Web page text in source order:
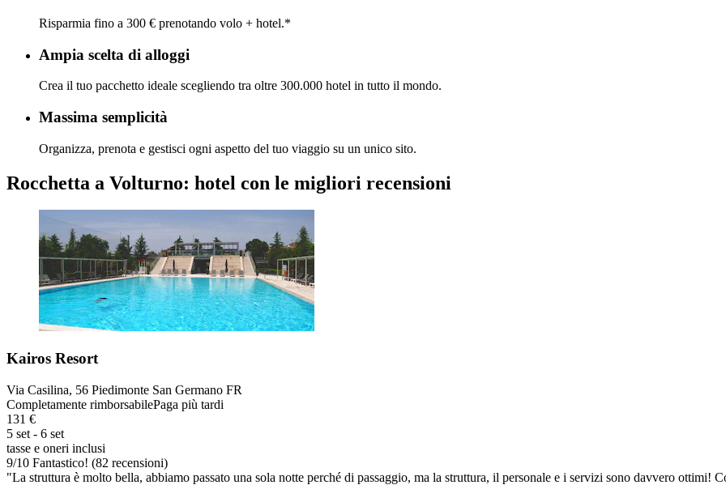
Risparmia fino a 300 € prenotando volo + hotel.*
Ampia scelta di alloggi
Crea il tuo pacchetto ideale scegliendo tra oltre 300.000 hotel in tutto il mondo.
Massima semplicità
Organizza, prenota e gestisci ogni aspetto del tuo viaggio su un unico sito.
Rocchetta a Volturno: hotel con le migliori recensioni
Kairos Resort
Via Casilina, 56 Piedimonte San Germano FR
Completamente rimborsabilePaga più tardi
131 €
5 set - 6 set
tasse e oneri inclusi
9/10 Fantastico! (82 recensioni)
"La struttura è molto bella, abbiamo passato una sola notte perché di passaggio, ma la struttura, il personale e i servizi sono davvero ottimi!